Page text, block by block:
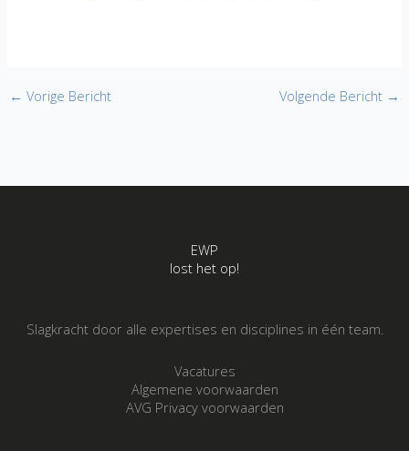
← Vorige Bericht Volgende Bericht →
EWP
lost het op!
Slagkracht door alle expertises en disciplines in één team.
Vacatures
Algemene voorwaarden
AVG Privacy voorwaarden